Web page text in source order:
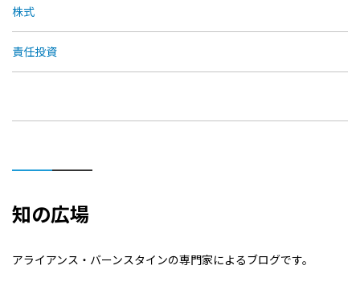
株式
責任投資
知の広場
アライアンス・バーンスタインの専門家によるブログです。